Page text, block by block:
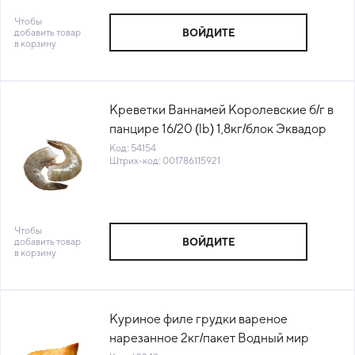
Чтобы
добавить товар
в корзину
ВОЙДИТЕ
Креветки Ваннамей Королевские б/г в
панцире 16/20 (lb) 1,8кг/блок Эквадор
(ПУ) (КОД 54154) (-18°С)
Код: 54154
Штрих-код: 001786115921
Чтобы
добавить товар
в корзину
ВОЙДИТЕ
Куриное филе грудки вареное
нарезанное 2кг/пакет Водный мир